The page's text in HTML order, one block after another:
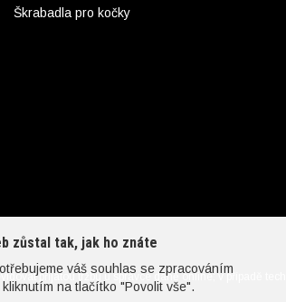
zůstal tak, jak ho znáte
váš souhlas se zpracováním
na tlačítko "Povolit vše".
Škrabadla pro kočky
přijatou tržbu u správce daně online; v případě